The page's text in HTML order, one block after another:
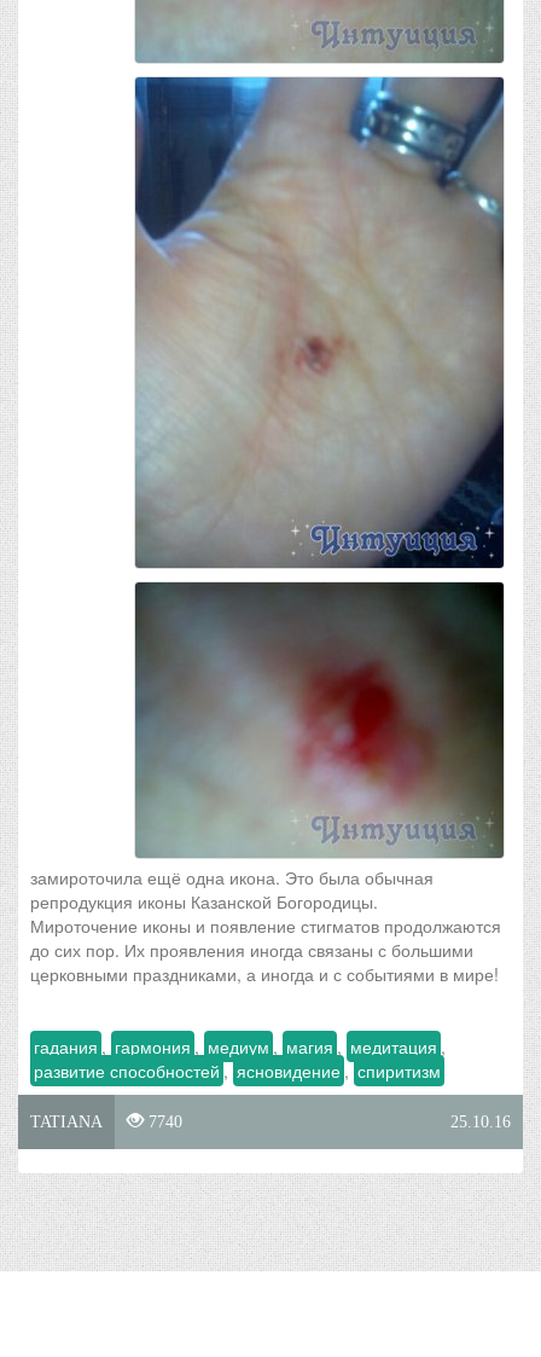
замироточила ещё одна икона. Это была обычная
репродукция иконы Казанской Богородицы.
Мироточение иконы и появление стигматов продолжаются
до сих пор. Их проявления иногда связаны с большими
церковными праздниками, а иногда и с событиями в мире!
гадания , гармония , медиум , магия , медитация ,
развитие способностей , ясновидение , спиритизм
TATIANA 7740 25.10.16